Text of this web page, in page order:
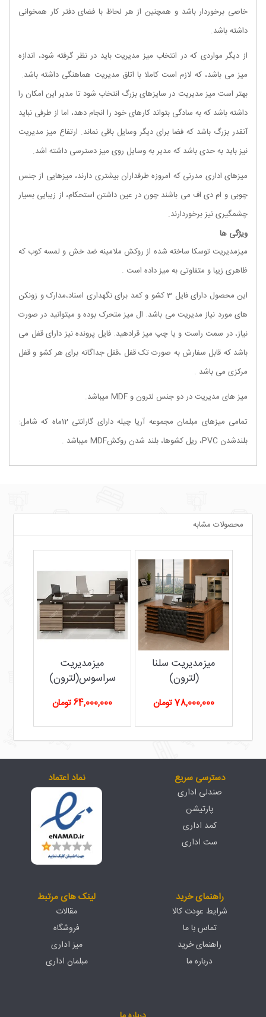
خاصی برخوردار باشد و همچنین از هر لحاظ با فضای دفتر کار همخوانی
داشته باشد.
از دیگر مواردی که در انتخاب میز مدیریت باید در نظر گرفته شود، اندازه
میز می باشد، که لازم است کاملا با اتاق مدیریت هماهنگی داشته باشد.
بهتر است میز مدیریت در سایزهای بزرگ انتخاب شود تا مدیر این امکان را
داشته باشد که به سادگی بتواند کارهای خود را انجام دهد، اما از طرفی نباید
آنقدر بزرگ باشد که فضا برای دیگر وسایل باقی نماند. ارتفاع میز مدیریت
نیز باید به حدی باشد که مدیر به وسایل روی میز دسترسی داشته اشد.
میزهای اداری مدرنی که امروزه طرفداران بیشتری دارند، میزهایی از جنس
چوبی و ام دی اف می باشند چون در عین داشتن استحکام، از زیبایی بسیار
چشمگیری نیز برخوردارند.
ویژگی ها
میزمدیریت توسکا ساخته شده از روکش ملامینه ضد خش و لمسه کوب که
ظاهری زیبا و متفاوتی به میز داده است .
این محصول دارای فایل 3 کشو و کمد برای نگهداری اسناد،مدارک و زونکن
های مورد نیاز مدیریت می باشد. ال میز متحرک بوده و میتوانید در صورت
نیاز، در سمت راست و یا چپ میز قرادهید. فایل پرونده نیز دارای قفل می
باشد که قابل سفارش به صورت تک قفل ،قفل جداگانه برای هر کشو و قفل
مرکزی می باشد .
میز های مدیریت در دو جنس لترون و MDF میباشد.
تمامی میزهای مبلمان مجموعه آریا چیله
دارای گارانتی 12ماه که شامل:
بلندشدن PVC، ریل کشوها، بلند شدن روکشMDF میباشد .
محصولات مشابه
میزمدیریت
سراسوس(لترون)
64,000,000 تومان
میزمدیریت سلنا
(لترون)
78,000,000 تومان
نماد اعتماد دسترسی سریع
صندلی اداری
پارتیشن
کمد اداری
ست اداری
لینک های مرتبط
مقالات
فروشگاه
میز اداری
مبلمان اداری
راهنمای خرید
شرایط عودت کالا
تماس با ما
راهنمای خرید
درباره ما